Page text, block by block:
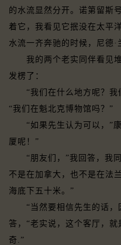
的水流显然分开。诺第留斯
着它，我看见它抿没在太平
水流一齐奔驰的时候，尼德·
我的两个老实同伴看见堆
发楞了：
“我们在什么地方呢？我
“我们在魁北克博物馆吗？”
“如果先生认为可以，”康
厦呢！”
“朋友们，”我回答，我同
不是在加拿大，也不是在法
海底下五十米。”
“当然要相信先生的话，
答，“老实说，这个客厅，
奇.”